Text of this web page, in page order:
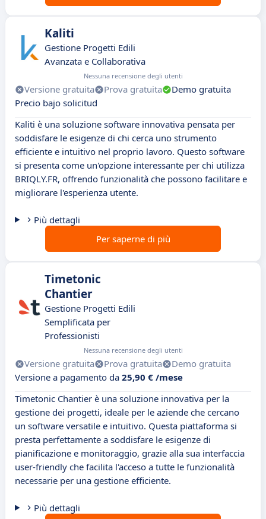
Kaliti
Gestione Progetti Edili
Avanzata e Collaborativa
Nessuna recensione degli utenti
Versione gratuita Prova gratuita
Demo gratuita
Precio bajo solicitud
Kaliti è una soluzione software innovativa pensata per
soddisfare le esigenze di chi cerca uno strumento
efficiente e intuitivo nel proprio lavoro. Questo software
si presenta come un'opzione interessante per chi utilizza
BRIQLY.FR, offrendo funzionalità che possono facilitare e
migliorare l'esperienza utente.
Più dettagli
Per saperne di più
Timetonic
Chantier
Gestione Progetti Edili
Semplificata per
Professionisti
Nessuna recensione degli utenti
Versione gratuita Prova gratuita
Demo gratuita
Versione a pagamento da 25,90 € /mese
Timetonic Chantier è una soluzione innovativa per la
gestione dei progetti, ideale per le aziende che cercano
un software versatile e intuitivo. Questa piattaforma si
presta perfettamente a soddisfare le esigenze di
pianificazione e monitoraggio, grazie alla sua interfaccia
user-friendly che facilita l'acceso a tutte le funzionalità
necessarie per una gestione efficiente.
Più dettagli